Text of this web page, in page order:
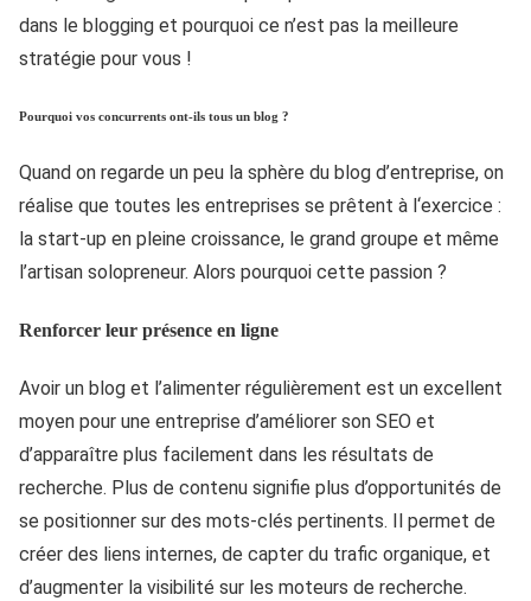
dans le blogging et pourquoi ce n’est pas la meilleure
stratégie pour vous !
Pourquoi vos concurrents ont-ils tous un blog ?
Quand on regarde un peu la sphère du blog d’entreprise, on
réalise que toutes les entreprises se prêtent à l‘exercice :
la start-up en pleine croissance, le grand groupe et même
l’artisan solopreneur. Alors pourquoi cette passion ?
Renforcer leur présence en ligne
Avoir un blog et l’alimenter régulièrement est un excellent
moyen pour une entreprise d’améliorer son SEO et
d’apparaître plus facilement dans les résultats de
recherche. Plus de contenu signifie plus d’opportunités de
se positionner sur des mots-clés pertinents. Il permet de
créer des liens internes, de capter du trafic organique, et
d’augmenter la visibilité sur les moteurs de recherche.